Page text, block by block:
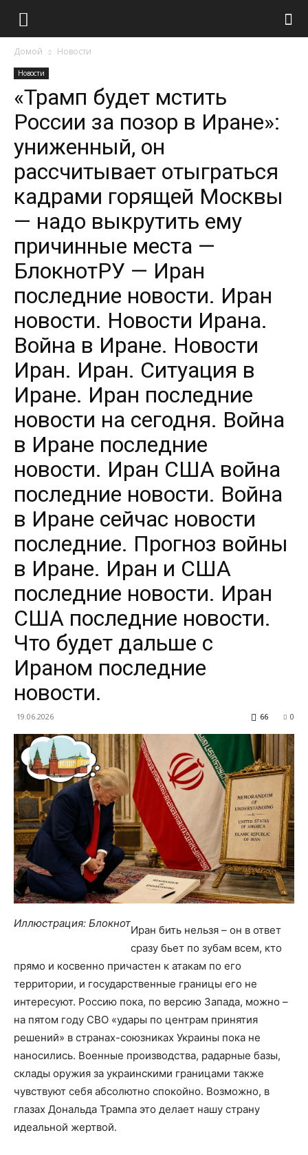
Домой Новости
Новости
«Трамп будет мстить
России за позор в Иране»:
униженный, он
рассчитывает отыграться
кадрами горящей Москвы
— надо выкрутить ему
причинные места —
БлокнотРУ — Иран
последние новости. Иран
новости. Новости Ирана.
Война в Иране. Новости
Иран. Иран. Ситуация в
Иране. Иран последние
новости на сегодня. Война
в Иране последние
новости. Иран США война
последние новости. Война
в Иране сейчас новости
последние. Прогноз войны
в Иране. Иран и США
последние новости. Иран
США последние новости.
Что будет дальше с
Ираном последние
новости.
19.06.2026 0
66
Иллюстрация: Блокнот
Иран бить нельзя – он в ответ
сразу бьет по зубам всем, кто
прямо и косвенно причастен к атакам по его
территории, и государственные границы его не
интересуют. Россию пока, по версию Запада, можно –
на пятом году СВО «удары по центрам принятия
решений» в странах-союзниках Украины пока не
наносились. Военные производства, радарные базы,
склады оружия за украинскими границами также
чувствуют себя абсолютно спокойно. Возможно, в
глазах Дональда Трампа это делает нашу страну
идеальной жертвой.